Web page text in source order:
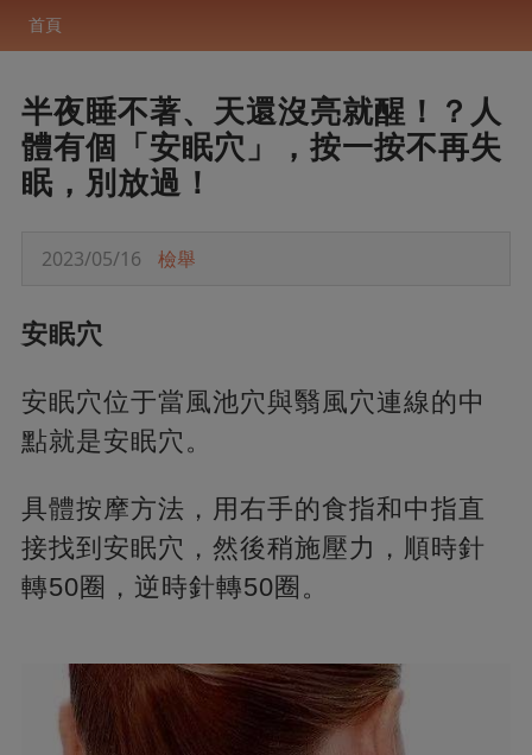
首頁
半夜睡不著、天還沒亮就醒！？人
體有個「安眠穴」，按一按不再失
眠，別放過！
2023/05/16 檢舉
安眠穴
安眠穴位于當風池穴與翳風穴連線的中
點就是安眠穴。
具體按摩方法，用右手的食指和中指直
接找到安眠穴，然後稍施壓力，順時針
轉50圈，逆時針轉50圈。